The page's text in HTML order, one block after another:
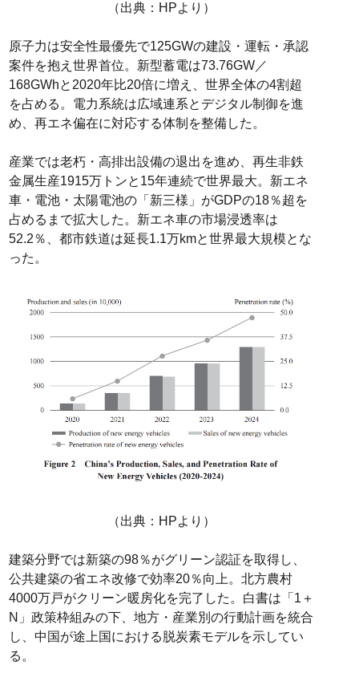
（出典：HPより）
原子力は安全性最優先で125GWの建設・運転・承認
案件を抱え世界首位。新型蓄電は73.76GW／
168GWhと2020年比20倍に増え、世界全体の4割超
を占める。電力系統は広域連系とデジタル制御を進
め、再エネ偏在に対応する体制を整備した。
産業では老朽・高排出設備の退出を進め、再生非鉄
金属生産1915万トンと15年連続で世界最大。新エネ
車・電池・太陽電池の「新三様」がGDPの18％超を
占めるまで拡大した。新エネ車の市場浸透率は
52.2％、都市鉄道は延長1.1万kmと世界最大規模とな
った。
（出典：HPより）
建築分野では新築の98％がグリーン認証を取得し、
公共建築の省エネ改修で効率20％向上。北方農村
4000万戸がクリーン暖房化を完了した。白書は「1＋
N」政策枠組みの下、地方・産業別の行動計画を統合
し、中国が途上国における脱炭素モデルを示してい
る。